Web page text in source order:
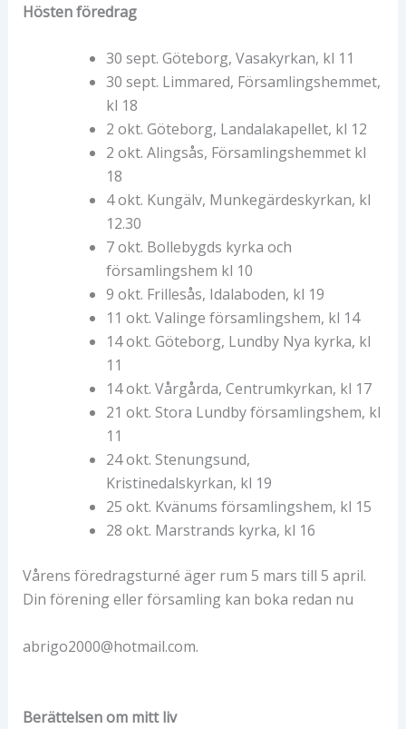
Hösten föredrag
30 sept. Göteborg, Vasakyrkan, kl 11
30 sept. Limmared, Församlingshemmet,
kl 18
2 okt. Göteborg, Landalakapellet, kl 12
2 okt. Alingsås, Församlingshemmet kl
18
4 okt. Kungälv, Munkegärdeskyrkan, kl
12.30
7 okt. Bollebygds kyrka och
församlingshem kl 10
9 okt. Frillesås, Idalaboden, kl 19
11 okt. Valinge församlingshem, kl 14
14 okt. Göteborg, Lundby Nya kyrka, kl
11
14 okt. Vårgårda, Centrumkyrkan, kl 17
21 okt. Stora Lundby församlingshem, kl
11
24 okt. Stenungsund,
Kristinedalskyrkan, kl 19
25 okt. Kvänums församlingshem, kl 15
28 okt. Marstrands kyrka, kl 16
Vårens föredragsturné äger rum 5 mars till 5 april.
Din förening eller församling kan boka redan nu
abrigo2000@hotmail.com.
Berättelsen om mitt liv